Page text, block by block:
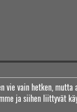
vain hetken,
ja siihen liittyvät